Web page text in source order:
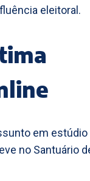
eleitoral.
em estúdio
no Santuário